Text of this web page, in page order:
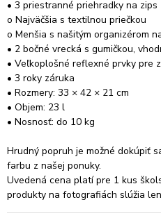
• 3 priestranné priehradky na zips
o Najväčšia s textilnou priečkou
o Menšia s našitým organizérom
• 2 bočné vrecká s gumičkou,
• Veľkoplošné reflexné prvky pre
• 3 roky záruka
• Rozmery: 33 × 42 × 21 cm
• Objem: 23 l
• Nosnosť: do 10 kg
Hrudný popruh je možné dokúpiť
farbu z našej ponuky.
Uvedená cena platí pre 1 kus
produkty na fotografiách slúžia